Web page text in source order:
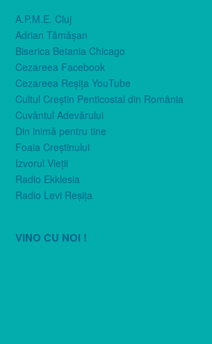
A.P.M.E. Cluj
Adrian Tămăşan
Biserica Betania Chicago
Cezareea Facebook
Cezareea Reşiţa YouTube
Cultul Creştin Penticostal din România
Cuvântul Adevărului
Din inimă pentru tine
Foaia Creştinului
Izvorul Vieţii
Radio Ekklesia
Radio Levi Reşiţa
VINO CU NOI !